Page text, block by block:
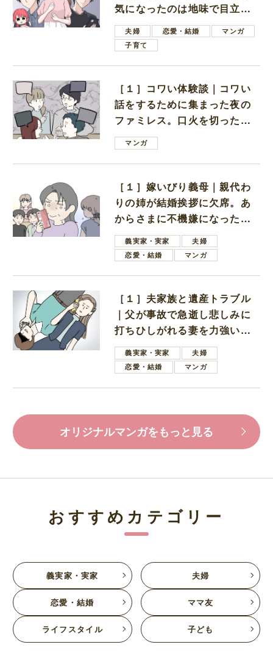
気になったのは地味で目立た
ない男子学生
夫婦 恋愛・結婚
マンガ
子育て
［１］コワい体験談｜コワい
話をするために集まった夜の
ファミレス。口火を切ったの
は電車好きの男の子ママ
マンガ
［１］嫁いびり義母｜親代わ
りの姉が結婚挨拶に欠席。あ
からさまに不機嫌になった義
母義実家・実家
夫婦
恋愛・結婚
マンガ
［１］夫家族と遺産トラブル
｜父が事故で急逝し悲しみに
打ちひしがれる妻を力強い言
葉で励ます夫
義実家・実家
夫婦
恋愛・結婚
マンガ
オリジナルマンガをもっと見る
おすすめカテゴリー
義実家・実家 夫婦
恋愛・結婚 ママ友
ライフスタイル 子ども